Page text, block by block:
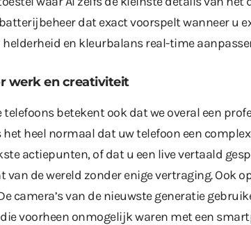
dat exact voorspelt wanneer u
en kleurbalans real-time
werk en creativiteit
telefoons betekent ook dat we overal een
het heel normaal dat uw telefoon een
actiepunten, of dat u een live vertaald
van de wereld zonder enige vertraging. Ook
camera’s van de nieuwste generatie
voorheen onmogelijk waren met een